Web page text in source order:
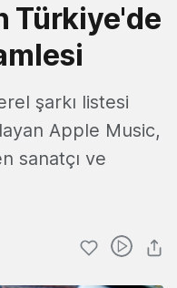
Türkiye'de
şarkı listesi
Apple Music,
sanatçı ve